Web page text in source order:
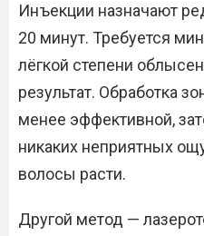
Инъекции назначают
20 минут. Требуется
лёгкой степени
результат. Обработка
менее эффективной,
никаких неприятных
волосы расти.
Другой метод —